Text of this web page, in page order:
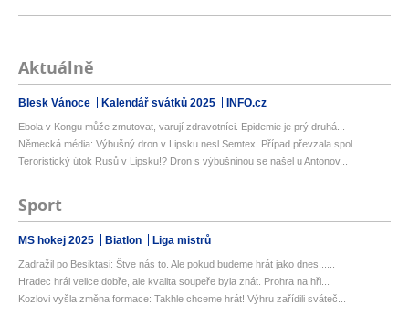
Aktuálně
Blesk Vánoce Kalendář svátků 2025 INFO.cz
Ebola v Kongu může zmutovat, varují zdravotníci. Epidemie je prý druhá...
Německá média: Výbušný dron v Lipsku nesl Semtex. Případ převzala spol...
Teroristický útok Rusů v Lipsku!? Dron s výbušninou se našel u Antonov...
Sport
MS hokej 2025 Biatlon Liga mistrů
Zadražil po Besiktasi: Štve nás to. Ale pokud budeme hrát jako dnes......
Hradec hrál velice dobře, ale kvalita soupeře byla znát. Prohra na hři...
Kozlovi vyšla změna formace: Takhle chceme hrát! Výhru zařídili sváteč...